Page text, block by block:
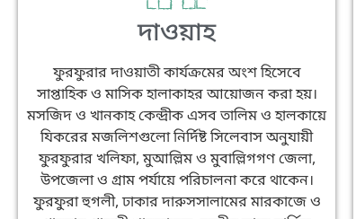
দাওয়াহ
ফুরফুরার দাওয়াতী কার্যক্রমের অংশ হিসেবে
সাপ্তাহিক ও মাসিক হালাকাহর আয়োজন করা হয়।
মসজিদ ও খানকাহ কেন্দ্রীক এসব তালিম ও হালকায়ে
যিকরের মজলিশগুলো নির্দিষ্ট সিলেবাস অনুযায়ী
ফুরফুরার খলিফা, মুআল্লিম ও মুবাল্লিগগণ জেলা,
উপজেলা ও গ্রাম পর্যায়ে পরিচালনা করে থাকেন।
ফুরফুরা হুগলী, ঢাকার দারুসসালামের মারকাজে ও